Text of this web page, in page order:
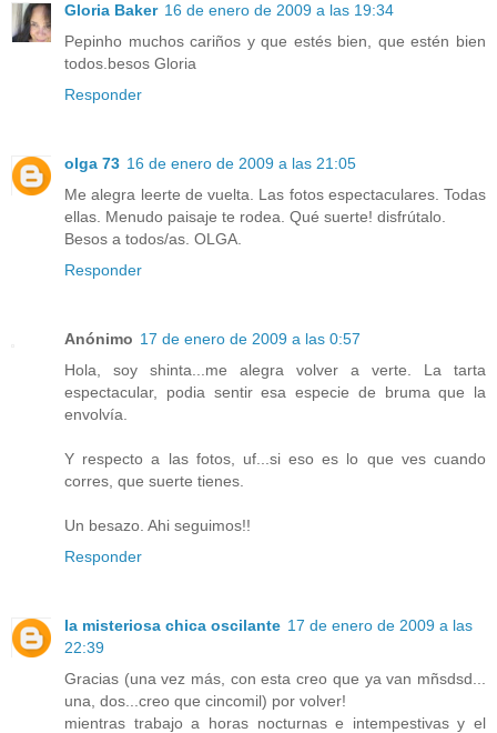
Gloria Baker 16 de enero de 2009 a las 19:34
Pepinho muchos cariños y que estés bien, que estén bien
todos.besos Gloria
Responder
olga 73 16 de enero de 2009 a las 21:05
Me alegra leerte de vuelta. Las fotos espectaculares. Todas
ellas. Menudo paisaje te rodea. Qué suerte! disfrútalo.
Besos a todos/as. OLGA.
Responder
Anónimo 17 de enero de 2009 a las 0:57
Hola, soy shinta...me alegra volver a verte. La tarta
espectacular, podia sentir esa especie de bruma que la
envolvía.
Y respecto a las fotos, uf...si eso es lo que ves cuando
corres, que suerte tienes.
Un besazo. Ahi seguimos!!
Responder
la misteriosa chica oscilante 17 de enero de 2009 a las
22:39
Gracias (una vez más, con esta creo que ya van mñsdsd...
una, dos...creo que cincomil) por volver!
mientras trabajo a horas nocturnas e intempestivas y el